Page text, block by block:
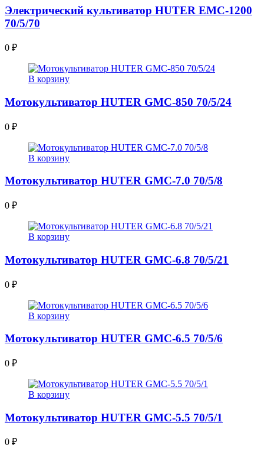
Электрический культиватор HUTER ЕМС-1200
70/5/70
0 ₽
В корзину
Мотокультиватор HUTER GMC-850 70/5/24
0 ₽
В корзину
Мотокультиватор HUTER GMC-7.0 70/5/8
0 ₽
В корзину
Мотокультиватор HUTER GMC-6.8 70/5/21
0 ₽
В корзину
Мотокультиватор HUTER GMC-6.5 70/5/6
0 ₽
В корзину
Мотокультиватор HUTER GMC-5.5 70/5/1
0 ₽